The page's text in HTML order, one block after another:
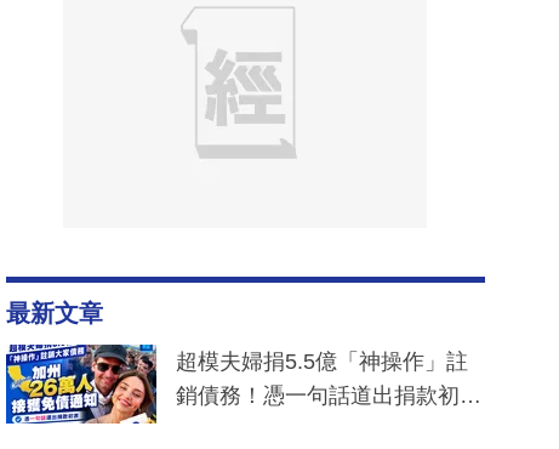
最新文章
超模夫婦捐5.5億「神操作」註
銷債務！憑一句話道出捐款初